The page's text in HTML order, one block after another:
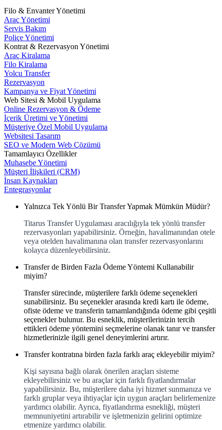
Filo & Envanter Yönetimi
Araç Yönetimi
Servis Bakım
Poliçe Yönetimi
Kontrat & Rezervasyon Yönetimi
Araç Kiralama
Filo Kiralama
Yolcu Transfer
Rezervasyon
Kampanya ve Fiyat Yönetimi
Web Sitesi & Mobil Uygulama
Online Rezervasyon & Ödeme
İçerik Üretimi ve Yönetimi
Müşteriye Özel Mobil Uygulama
Websitesi Tasarım
SEO ve Modern Web Çözümü
Tamamlayıcı Özellikler
Muhasebe Yönetimi
Müşteri İlişkileri (CRM)
İnsan Kaynakları
Entegrasyonlar
Yalnızca Tek Yönlü Bir Transfer Yapmak Mümkün Müdür?
Titarus Transfer Uygulaması aracılığıyla tek yönlü transfer
rezervasyonları yapabilirsiniz. Örneğin, havalimanından otele
veya otelden havalimanına olan transfer rezervasyonlarını
kolayca düzenleyebilirsiniz.
Transfer de Birden Fazla Ödeme Yöntemi Kullanabilir
miyim?
Transfer sürecinde, müşterilere farklı ödeme seçenekleri
sunabilirsiniz. Bu seçenekler arasında kredi kartı ile ödeme,
ofiste ödeme ve transferin tamamlandığında ödeme gibi çeşitli
seçenekler bulunur. Bu esneklik, müşterilerinizin tercih
ettikleri ödeme yöntemini seçmelerine olanak tanır ve transfer
hizmetlerinizle ilgili genel deneyimlerini artırır.
Transfer kontratına birden fazla farklı araç ekleyebilir miyim?
Kişi sayısına bağlı olarak önerilen araçları sisteme
ekleyebilirsiniz ve bu araçlar için farklı fiyatlandırmalar
yapabilirsiniz. Bu, müşterilere daha iyi hizmet sunmanıza ve
farklı gruplar veya ihtiyaçlar için uygun araçları belirlemenize
yardımcı olabilir. Ayrıca, fiyatlandırma esnekliği, müşteri
memnuniyetini artırabilir ve işletmenizin gelirini optimize
etmenize yardımcı olabilir.